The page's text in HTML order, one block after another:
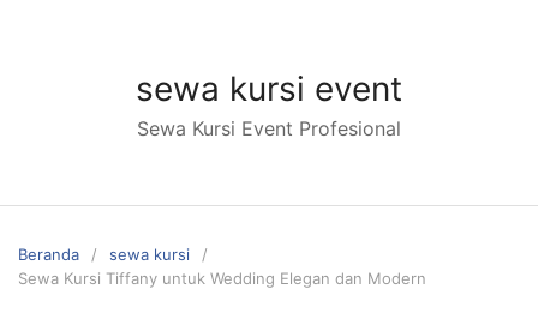
sewa kursi event
Sewa Kursi Event Profesional
Beranda
sewa kursi
Sewa Kursi Tiffany untuk Wedding Elegan dan Modern